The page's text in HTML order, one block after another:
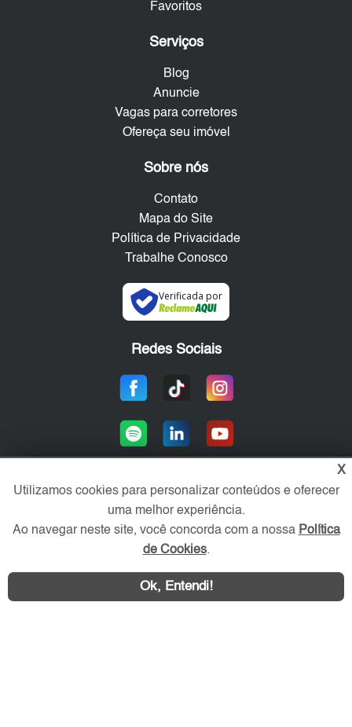
Favoritos
Serviços
Blog
Anuncie
Vagas para corretores
Ofereça seu imóvel
Sobre nós
Contato
Mapa do Site
Política de Privacidade
Trabalhe Conosco
Verificada por
Redes Sociais
Área exclusiva aos anunciantes,
acesse sua conta:
X
Utilizamos cookies para personalizar conteúdos e oferecer
uma melhor experiência.
Ao navegar neste site, você concorda com a nossa Política
de Cookies.
Ok, Entendi!